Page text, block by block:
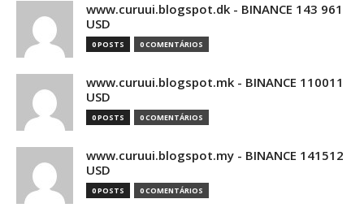
www.curuui.blogspot.dk - BINANCE 143 961
USD
0 POSTS 0 COMENTÁRIOS
www.curuui.blogspot.mk - BINANCE 110011
USD
0 POSTS 0 COMENTÁRIOS
www.curuui.blogspot.my - BINANCE 141512
USD
0 POSTS 0 COMENTÁRIOS